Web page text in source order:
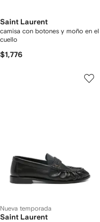
Saint Laurent
camisa con botones y moño en el
cuello
$1,776
Nueva temporada
Saint Laurent